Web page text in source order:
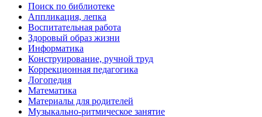
Поиск по библиотеке
Аппликация, лепка
Воспитательная работа
Здоровый образ жизни
Информатика
Конструирование, ручной труд
Коррекционная педагогика
Логопедия
Математика
Материалы для родителей
Музыкально-ритмическое занятие